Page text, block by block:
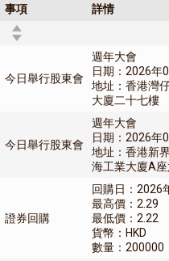
事項 詳情
今日舉行股東會
週年大會
日期：2026年
地址：香港灣
大廈二十七樓
今日舉行股東會
週年大會
日期：2026年
地址：香港新
海工業大廈A
證券回購
回購日：2026
最高價：2.29
最低價：2.22
貨幣：HKD
數量：200000